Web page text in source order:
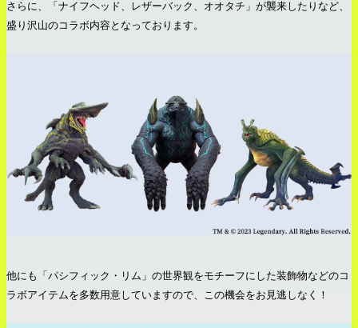
さらに、「ナイフヘッド、レザーバック、オオタチ」が襲来したりなど、
盛り沢山のコラボ内容となっております。
他にも「パシフィック・リム」の世界観をモチーフにした装飾物などのコ
ラボアイテムを多数用意していますので、この機会をお見逃しなく！